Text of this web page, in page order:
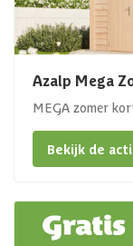
Azalp Mega
MEGA zomer
Bekijk de